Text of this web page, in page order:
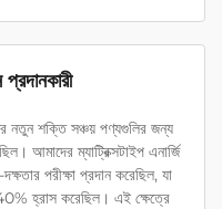
প্রদানকারী
নতুন শক্তি সঞ্চয় পণ্যগুলির জন্য
আমাদের ম্যাট্রিক্সটাইপ এনার্জি
পরীক্ষা প্রদান করেছিল, যা
হ্রাস করেছিল। এই ক্ষেত্রে